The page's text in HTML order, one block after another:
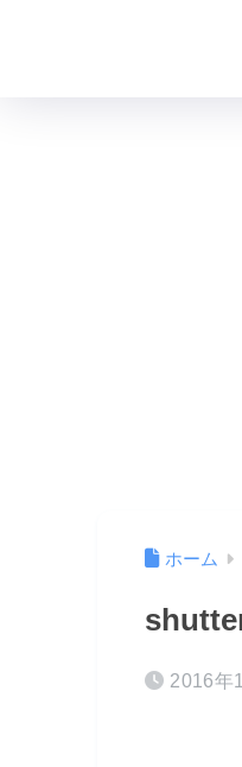
ホーム
2016年